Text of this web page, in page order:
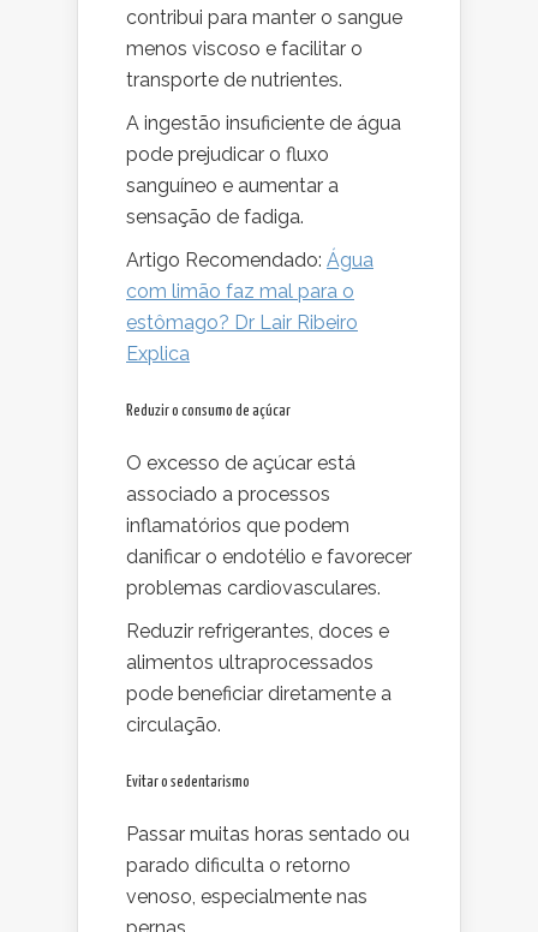
contribui para manter o sangue
menos viscoso e facilitar o
transporte de nutrientes.
A ingestão insuficiente de água
pode prejudicar o fluxo
sanguíneo e aumentar a
sensação de fadiga.
Artigo Recomendado: Água
com limão faz mal para o
estômago? Dr Lair Ribeiro
Explica
Reduzir o consumo de açúcar
O excesso de açúcar está
associado a processos
inflamatórios que podem
danificar o endotélio e favorecer
problemas cardiovasculares.
Reduzir refrigerantes, doces e
alimentos ultraprocessados
pode beneficiar diretamente a
circulação.
Evitar o sedentarismo
Passar muitas horas sentado ou
parado dificulta o retorno
venoso, especialmente nas